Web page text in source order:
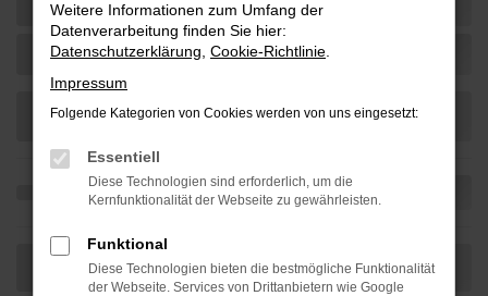
Weitere Informationen zum Umfang der
Datenverarbeitung finden Sie hier:
Datenschutzerklärung Cookie-Richtlinie
Impressum
Folgende Kategorien von Cookies werden von uns eingesetzt:
Essentiell
Diese Technologien sind erforderlich, um die
Kernfunktionalität der Webseite zu gewährleisten.
Funktional
Diese Technologien bieten die bestmögliche Funktionalität
der Webseite. Services von Drittanbietern wie Google